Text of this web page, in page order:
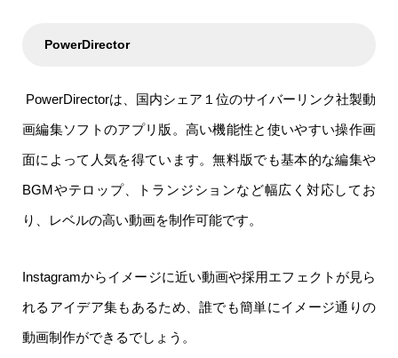
PowerDirector
PowerDirectorは、国内シェア１位のサイバーリンク社製動
画編集ソフトのアプリ版。高い機能性と使いやすい操作画
面によって人気を得ています。無料版でも基本的な編集や
BGMやテロップ、トランジションなど幅広く対応してお
り、レベルの高い動画を制作可能です。
Instagramからイメージに近い動画や採用エフェクトが見ら
れるアイデア集もあるため、誰でも簡単にイメージ通りの
動画制作ができるでしょう。